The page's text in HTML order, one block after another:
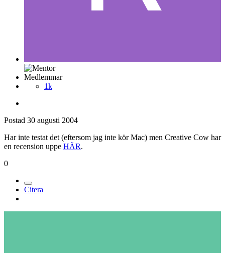
Medlemmar
1k
Postad 30 augusti 2004
Har inte testat det (eftersom jag inte kör Mac) men Creative Cow har
en recension uppe HÄR.
0
Citera